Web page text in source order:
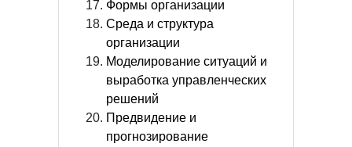
Формы организации
Среда и структура
организации
Моделирование ситуаций и
выработка управленческих
решений
Предвидение и
прогнозирование